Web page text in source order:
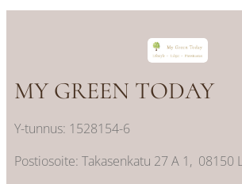
MY GREEN TODAY
Y-tunnus: 1528154-6
Postiosoite: Takasenkatu 27 A 1, 08150